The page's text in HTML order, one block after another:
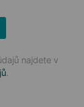
najdete v
.